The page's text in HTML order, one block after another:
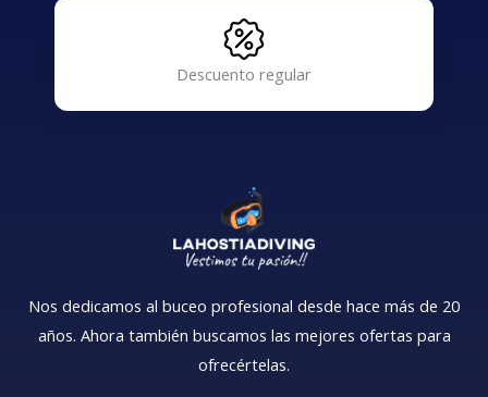
Descuento regular
Nos dedicamos al buceo profesional desde hace más de 20
años. Ahora también buscamos las mejores ofertas para
ofrecértelas.